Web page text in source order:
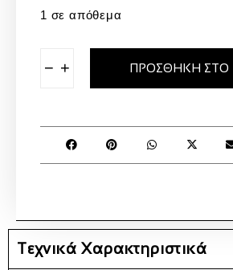
1 σε απόθεμα
− + ΠΡΟΣΘΉΚΗ ΣΤΟ
Τεχνικά Χαρακτηριστικά